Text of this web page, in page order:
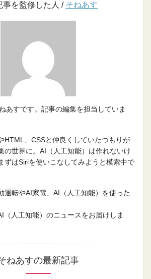
事を監修した人 / そねあす
あすです。記事の編集を担当していま
HTML、CSSと仲良くしていたつもりが
の世界に。AI（人工知能）は作れないけ
ずはSiriを使いこなしてみようと模索中で
運転やAI家電、AI（人工知能）を使った
（人工知能）のニュースをお届けしま
ねあすの最新記事